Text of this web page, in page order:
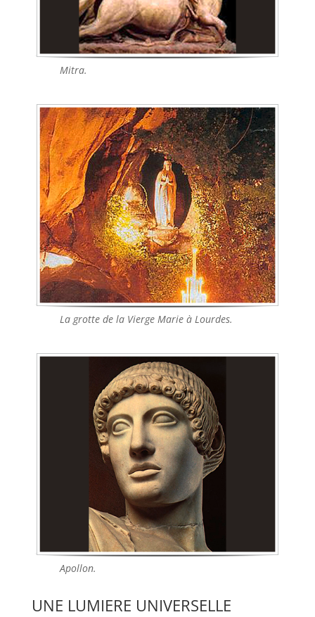
Mitra.
La grotte de la Vierge Marie à Lourdes.
Apollon.
UNE LUMIERE UNIVERSELLE